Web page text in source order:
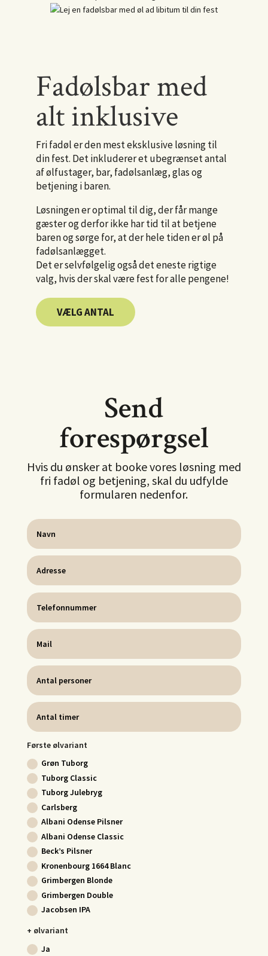
Fadølsbar med
alt inklusive
Fri fadøl er den mest eksklusive løsning til
din fest. Det inkluderer et ubegrænset antal
af ølfustager, bar, fadølsanlæg, glas og
betjening i baren.
Løsningen er optimal til dig, der får mange
gæster og derfor ikke har tid til at betjene
baren og sørge for, at der hele tiden er øl på
fadølsanlægget.
Det er selvfølgelig også det eneste rigtige
valg, hvis der skal være fest for alle pengene!
VÆLG ANTAL
Send
forespørgsel
Hvis du ønsker at booke vores løsning med
fri fadøl og betjening, skal du udfylde
formularen nedenfor.
Første ølvariant
Grøn Tuborg
Tuborg Classic
Tuborg Julebryg
Carlsberg
Albani Odense Pilsner
Albani Odense Classic
Beck’s Pilsner
Kronenbourg 1664 Blanc
Grimbergen Blonde
Grimbergen Double
Jacobsen IPA
+ ølvariant
Ja